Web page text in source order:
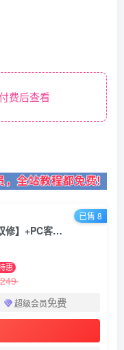
费后查看
3D魔幻RPG端游【完美国际155仙魔双修】+PC客户端+管理后台+网页注册+GM工具+Linux一键全自动搭建脚本+Linux手工服务端+详细搭建教程
惠
249
超级会员免费
已售 8